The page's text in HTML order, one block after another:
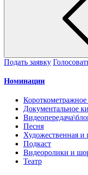
Подать заявку
Номинации
Документальное
Песня
Художественная и
Подкаст
Видеоролики и
Театр